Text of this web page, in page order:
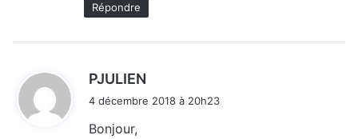
Répondre
PJULIEN
4 décembre 2018 à 20h23
Bonjour,